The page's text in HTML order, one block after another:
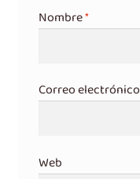
Nombre*
Correo electrónico
Web